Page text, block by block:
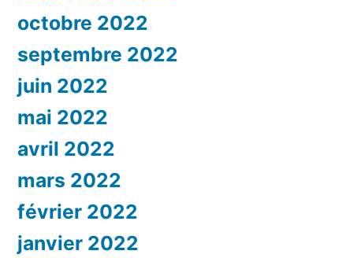
octobre 2022
septembre 2022
juin 2022
mai 2022
avril 2022
mars 2022
février 2022
janvier 2022